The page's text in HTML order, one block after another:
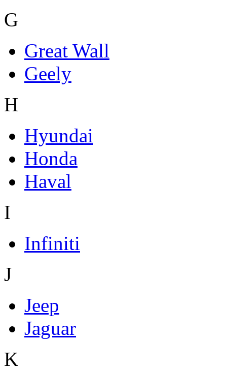
G
Great Wall
Geely
H
Hyundai
Honda
Haval
I
Infiniti
J
Jeep
Jaguar
K